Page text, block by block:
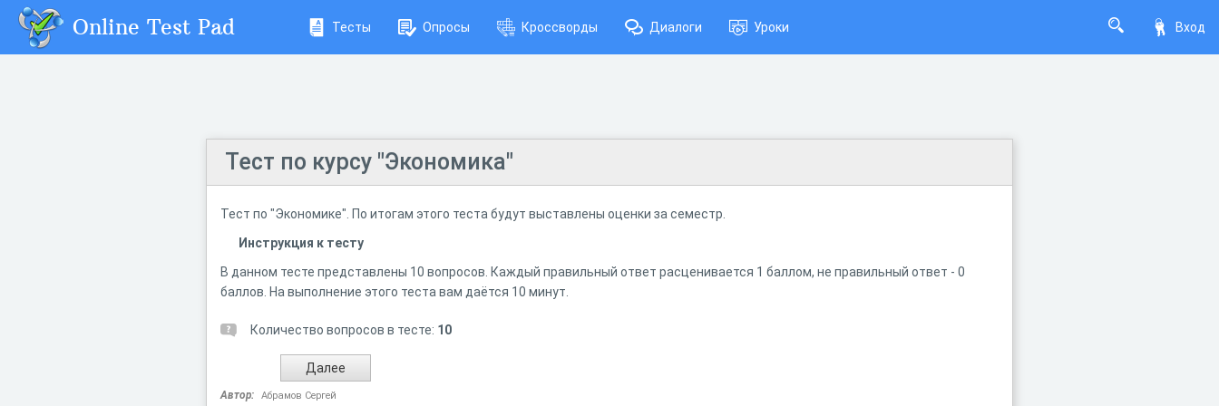
Вход
Online Test Pad Тесты Опросы Кроссворды Диалоги Уроки
Тест по курсу "Экономика"
Тест по "Экономике". По итогам этого теста будут выставлены оценки за семестр.
Инструкция к тесту
В данном тесте представлены 10 вопросов. Каждый правильный ответ расценивается 1 баллом, не правильный ответ - 0
баллов. На выполнение этого теста вам даётся 10 минут.
Количество вопросов в тесте: 10
Автор: Абрамов Сергей